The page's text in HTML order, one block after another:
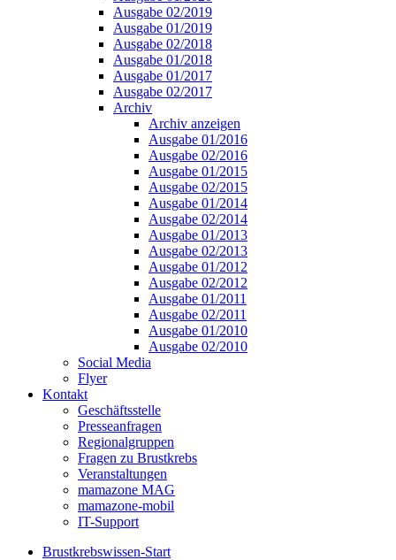
Ausgabe 02/2019
Ausgabe 01/2019
Ausgabe 02/2018
Ausgabe 01/2018
Ausgabe 01/2017
Ausgabe 02/2017
Archiv
Archiv anzeigen
Ausgabe 01/2016
Ausgabe 02/2016
Ausgabe 01/2015
Ausgabe 02/2015
Ausgabe 01/2014
Ausgabe 02/2014
Ausgabe 01/2013
Ausgabe 02/2013
Ausgabe 01/2012
Ausgabe 02/2012
Ausgabe 01/2011
Ausgabe 02/2011
Ausgabe 01/2010
Ausgabe 02/2010
Social Media
Flyer
Kontakt
Geschäftsstelle
Presseanfragen
Regionalgruppen
Fragen zu Brustkrebs
Veranstaltungen
mamazone MAG
mamazone-mobil
IT-Support
Brustkrebswissen-Start